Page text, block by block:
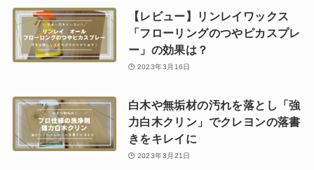
【レビュー】リンレイワックス
「フローリングのつやピカスプレ
ー」の効果は？
2023年3月16日
白木や無垢材の汚れを落とし「強
力白木クリン」でクレヨンの落書
きをキレイに
2023年3月21日